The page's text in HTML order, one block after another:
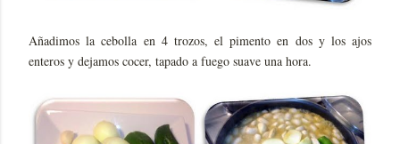
Añadimos la cebolla en 4 trozos, el pimento en dos y los ajos
enteros y dejamos cocer, tapado a fuego suave una hora.